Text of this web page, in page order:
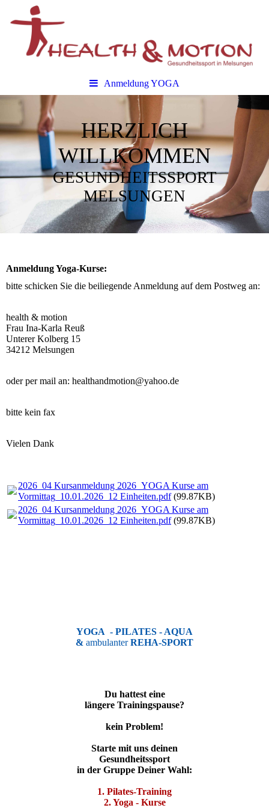
Anmeldung YOGA
HERZLICH
WILLKOMMEN
GESUNDHEITSSPORT
MELSUNGEN
Anmeldung Yoga-Kurse:
bitte schicken Sie die beiliegende Anmeldung auf dem Postweg an:
health & motion
Frau Ina-Karla Reuß
Unterer Kolberg 15
34212 Melsungen
oder per mail an: healthandmotion@yahoo.de
bitte kein fax
Vielen Dank
2026_04 Kursanmeldung 2026_YOGA Kurse am
Vormittag_10.01.2026_12 Einheiten.pdf(99.87KB)
2026_04 Kursanmeldung 2026_YOGA Kurse am
Vormittag_10.01.2026_12 Einheiten.pdf(99.87KB)
YOGA - PILATES - AQUA
& ambulanterREHA-SPORT
Du hattest eine
längere Trainingspause?
kein Problem!
Starte mit uns deinen
Gesundheitssport
in der Gruppe Deiner Wahl:
1. Pilates-Training
2. Yoga - Kurse